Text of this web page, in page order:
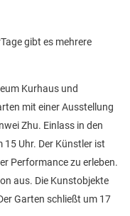
gibt es mehrere
Kurhaus und
mit einer Ausstellung
Zhu. Einlass in den
Uhr. Der Künstler ist
Performance zu erleben.
aus. Die Kunstobjekte
Garten schließt um 17